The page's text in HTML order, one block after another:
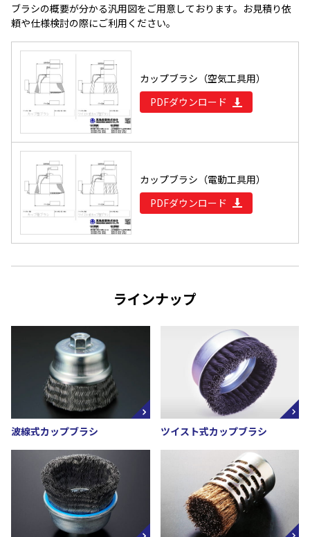
ブラシの概要が分かる汎用図をご用意しております。お見積り依
頼や仕様検討の際にご利用ください。
カップブラシ（空気工具用）
PDFダウンロード
カップブラシ（電動工具用）
PDFダウンロード
ラインナップ
波線式カップブラシ ツイスト式カップブラシ